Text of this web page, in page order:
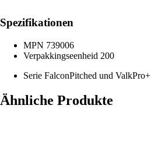
Spezifikationen
MPN 739006
Verpakkingseenheid 200
Serie FalconPitched und ValkPro+
Ähnliche Produkte